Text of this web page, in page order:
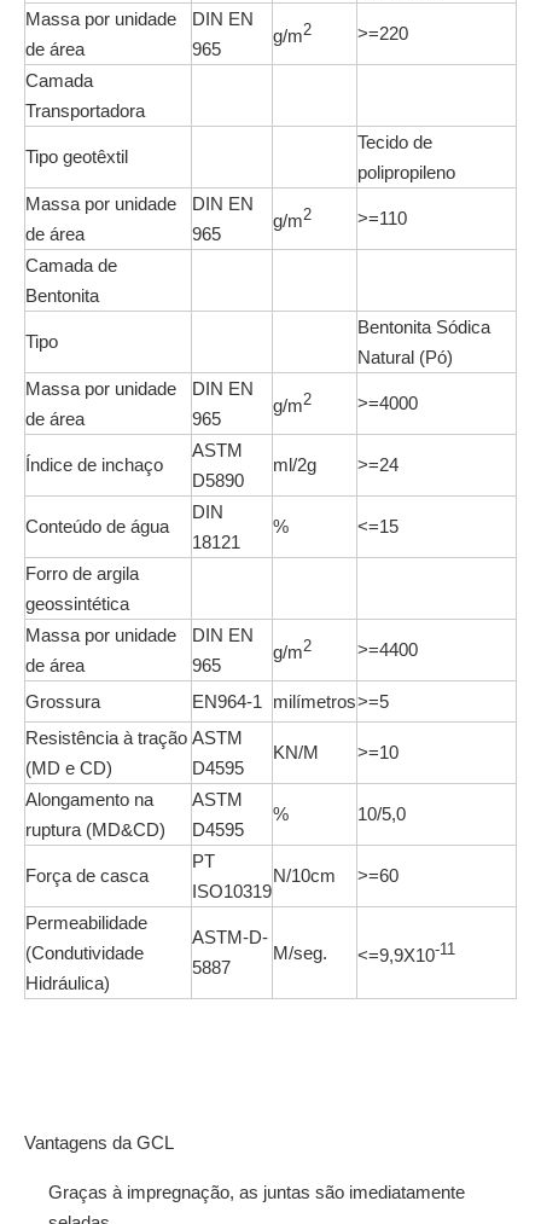
Massa por unidade
de área
DIN EN
965
g/m2 >=220
Camada
Transportadora
Tipo geotêxtil
Tecido de
polipropileno
Massa por unidade
de área
DIN EN
965
g/m2 >=110
Camada de
Bentonita
Tipo
Bentonita Sódica
Natural (Pó)
Massa por unidade
de área
DIN EN
965
g/m2 >=4000
Índice de inchaço
ASTM
D5890
ml/2g >=24
Conteúdo de água
DIN
18121
% <=15
Forro de argila
geossintética
Massa por unidade
de área
DIN EN
965
g/m2 >=4400
Grossura EN964-1 milímetros>=5
Resistência à tração
(MD e CD)
ASTM
D4595
KN/M >=10
Alongamento na
ruptura (MD&CD)
ASTM
D4595
% 10/5,0
Força de casca
PT
ISO10319
N/10cm >=60
Permeabilidade
(Condutividade
Hidráulica)
ASTM-D-
5887
M/seg. <=9,9X10-11
Vantagens da GCL
Graças à impregnação, as juntas são imediatamente